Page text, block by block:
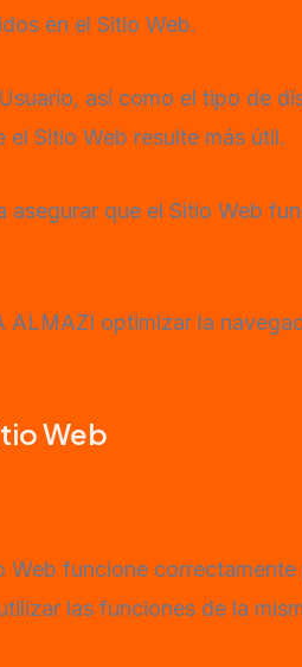
en el Sitio Web.
así como el tipo de
Sitio Web resulte más útil.
que el Sitio Web
ALMAZI optimizar la
Web
funcione
las funciones de la